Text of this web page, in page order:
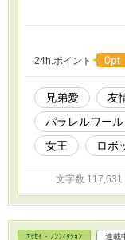
い
剣
て
の
し
24h.ポイント 0pt
兄弟愛 友
パラレルワール
女王
ロボ
文字数 117,631
ｴｯｾｲ・ﾉﾝﾌｨｸｼｮﾝ 連載